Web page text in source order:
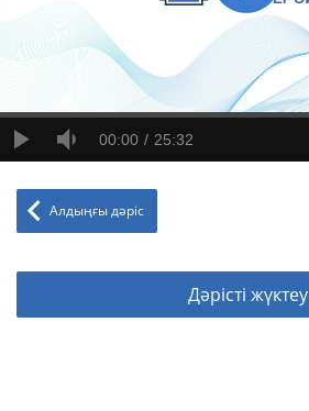
00:00 25:32
Алдыңғы дәріс
Дәрісті жүктеу